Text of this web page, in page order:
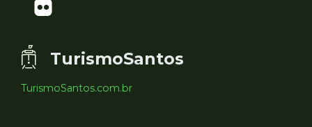
TurismoSantos
TurismoSantos.com.br